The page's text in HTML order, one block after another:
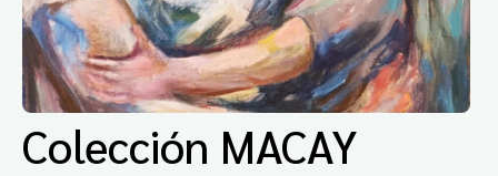
Colección MACAY